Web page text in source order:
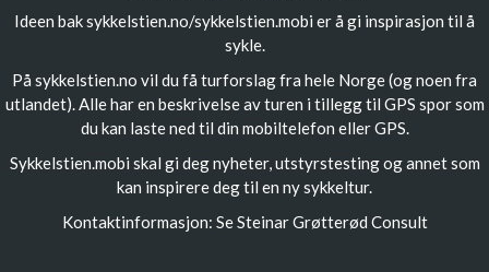
Ideen bak sykkelstien.no/sykkelstien.mobi er å gi inspirasjon til å
sykle.
På sykkelstien.no vil du få turforslag fra hele Norge (og noen fra
utlandet). Alle har en beskrivelse av turen i tillegg til GPS spor som
du kan laste ned til din mobiltelefon eller GPS.
Sykkelstien.mobi skal gi deg nyheter, utstyrstesting og annet som
kan inspirere deg til en ny sykkeltur.
Kontaktinformasjon: SeSteinar Grøtterød Consult